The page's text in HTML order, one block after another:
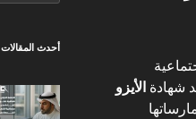
شهادة الأيزو
أحدث المقالات